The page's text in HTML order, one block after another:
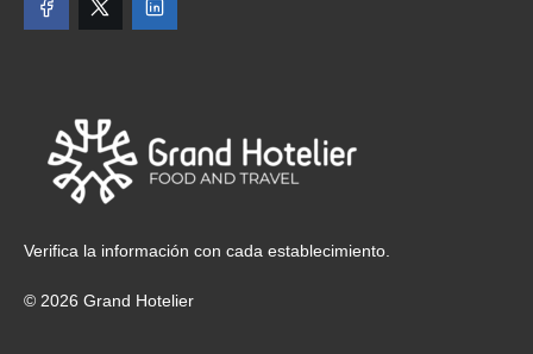
Verifica la información con cada establecimiento.
© 2026 Grand Hotelier